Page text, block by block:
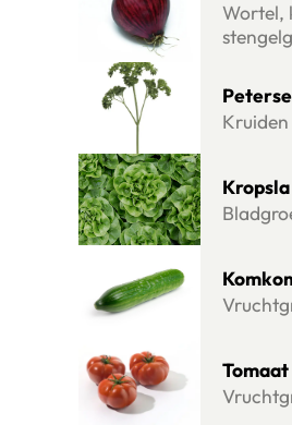
Wortel,
Kruiden
Lees meer over Peterselie
Kropsla
Lees meer over Kropsla
Tomaat
Lees meer over Tomaat